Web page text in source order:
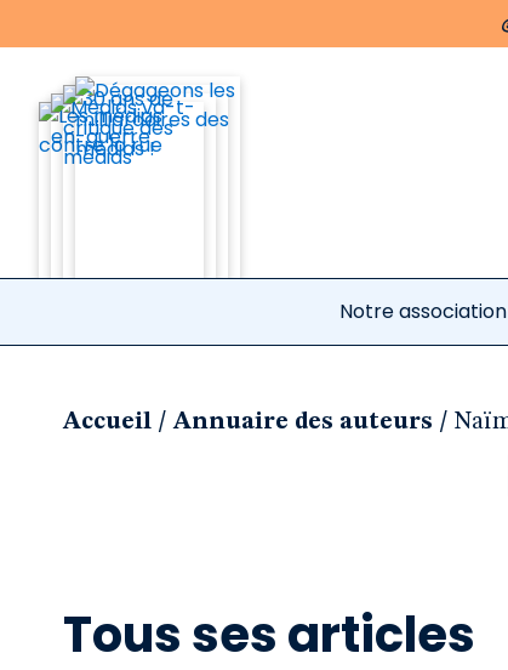
Notre association
Accueil / Annuaire des auteurs /
Tous ses articles